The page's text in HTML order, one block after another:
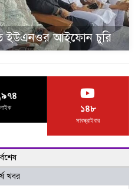
ইউএনওর আইফোন চুরি
লাইক ১৪৮
সাবস্ক্রাইবার
খবর